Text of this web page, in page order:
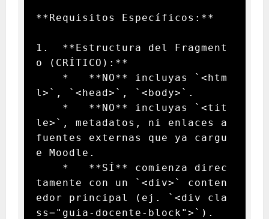
**Requisitos Específicos:**
1.  **Estructura del Fragment
o (CRÍTICO):**
l>`, `<head>`, `<body>`.
le>`, metadatos, ni enlaces a
fuentes externas que ya cargu
e Moodle.
tamente con un `<div>` conten
edor principal (ej. `<div cla
ss="guia-docente-block">`).